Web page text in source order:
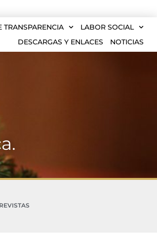
TRANSPARENCIA
LABOR SOCIAL
DESCARGAS Y ENLACES
NOTICIAS